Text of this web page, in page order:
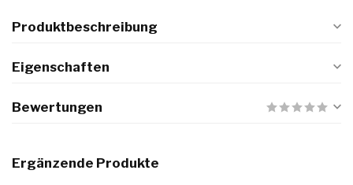
Produktbeschreibung
Eigenschaften
Bewertungen
Ergänzende Produkte